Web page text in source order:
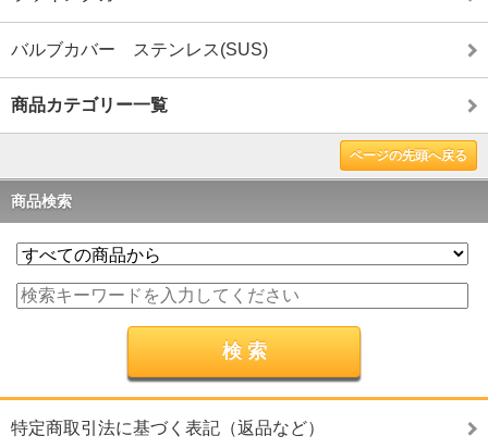
バルブカバー ステンレス(SUS)
商品カテゴリー一覧
ページの先頭へ戻る
商品検索
特定商取引法に基づく表記（返品など）